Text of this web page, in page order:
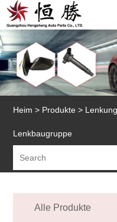
Heim > Produkte >
Lenkbaugruppe
Alle Produkte